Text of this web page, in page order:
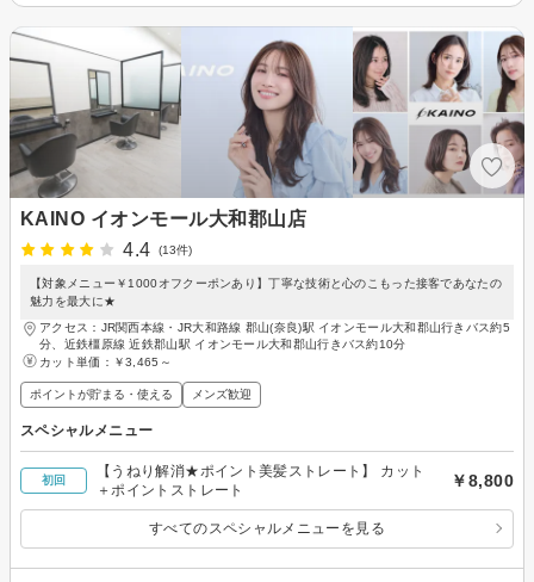
KAINO イオンモール大和郡山店
4.4
(13件)
【対象メニュー￥1000オフクーポンあり】丁寧な技術と心のこもった接客であなたの
魅力を最大に★
アクセス：JR関西本線・JR大和路線 郡山(奈良)駅 イオンモール大和郡山行きバス約5
分、近鉄橿原線 近鉄郡山駅 イオンモール大和郡山行きバス約10分
カット単価： ￥3,465～
ポイントが貯まる・使える メンズ歓迎
スペシャルメニュー
初回
【うねり解消★ポイント美髪ストレート】 カット
＋ポイントストレート
￥8,800
すべてのスペシャルメニューを見る